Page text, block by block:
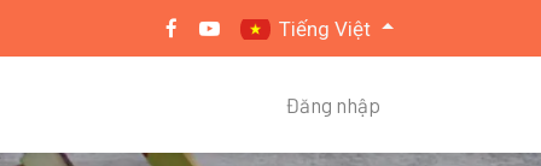
Tiếng Việt
Đăng nhập